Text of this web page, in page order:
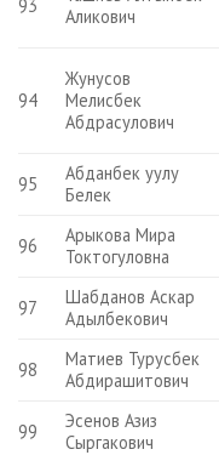
93
Аликович
94
Жунусов
Мелисбек
Абдрасулович
95
Абданбек уулу
Белек
96
Арыкова Мира
Токтогуловна
97
Шабданов Аскар
Адылбекович
98
Матиев Турусбек
Абдирашитович
99
Эсенов Азиз
Сыргакович